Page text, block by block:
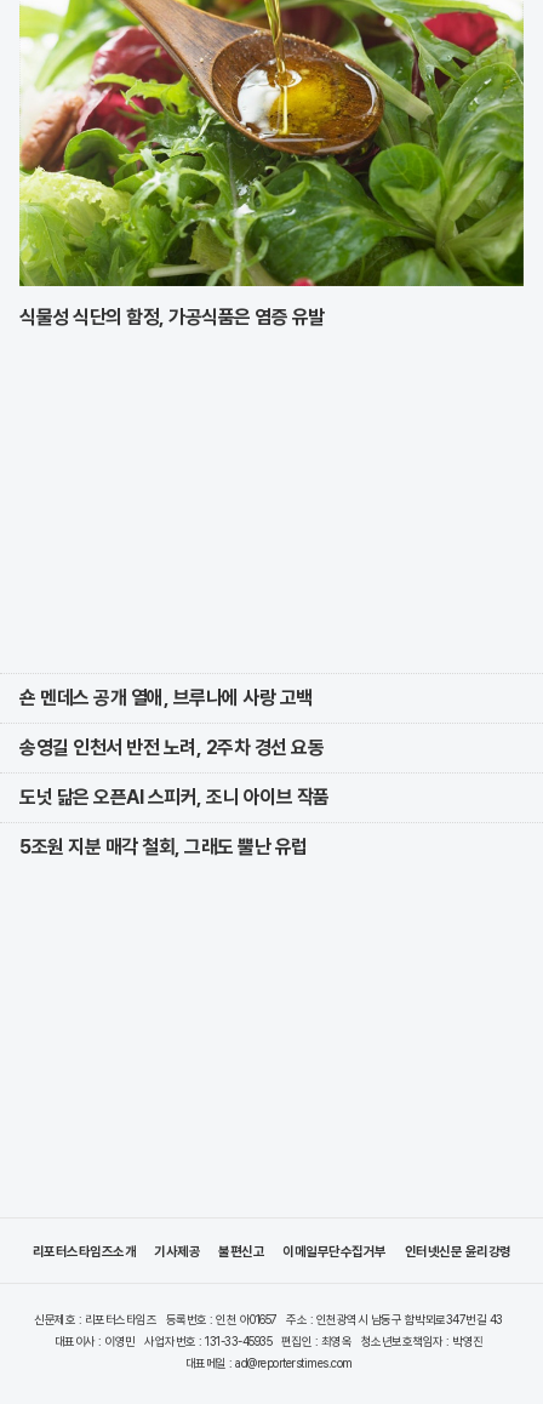
식물성 식단의 함정, 가공식품은 염증 유발
숀 멘데스 공개 열애, 브루나에 사랑 고백
송영길 인천서 반전 노려, 2주차 경선 요동
도넛 닮은 오픈AI 스피커, 조니 아이브 작품
5조원 지분 매각 철회, 그래도 뿔난 유럽
리포터스타임즈소개 기사제공 불편신고 이메일무단수집거부 인터넷신문 윤리강령
신문제호 : 리포터스타임즈 등록번호 : 인천 아01657
주소 : 인천광역시 남동구 함박뫼로347번길 43
대표이사 : 이영민
사업자번호 : 131-33-45935 편집인 : 최영옥
청소년보호책임자 : 박영진
대표메일 : ad@reporterstimes.com